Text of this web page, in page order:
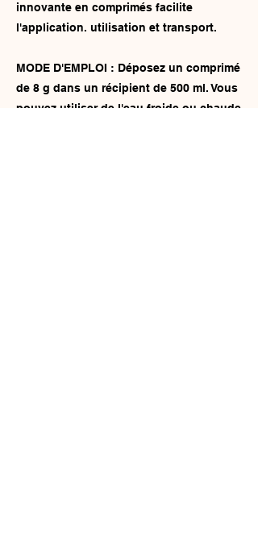
innovante en comprimés facilite
l'application. utilisation et transport.
MODE D'EMPLOI : Déposez un comprimé
de 8 g dans un récipient de 500 ml. Vous
pouvez utiliser de l'eau froide ou chaude